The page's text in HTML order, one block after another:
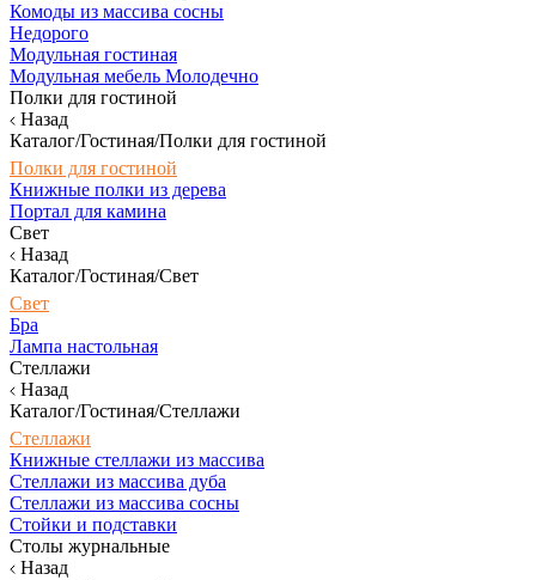
Комоды из массива сосны
Недорого
Модульная гостиная
Модульная мебель Молодечно
Полки для гостиной
Назад
Каталог/Гостиная/Полки для гостиной
Полки для гостиной
Книжные полки из дерева
Портал для камина
Свет
Назад
Каталог/Гостиная/Свет
Свет
Бра
Лампа настольная
Стеллажи
Назад
Каталог/Гостиная/Стеллажи
Стеллажи
Книжные стеллажи из массива
Стеллажи из массива дуба
Стеллажи из массива сосны
Стойки и подставки
Столы журнальные
Назад